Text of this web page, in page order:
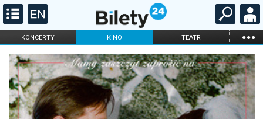
KONCERTY KINO TEATR ...
FILHARMONIA OPERA I BALET
STAND-UP
DLA DZIECI
ONLINE KARNETY